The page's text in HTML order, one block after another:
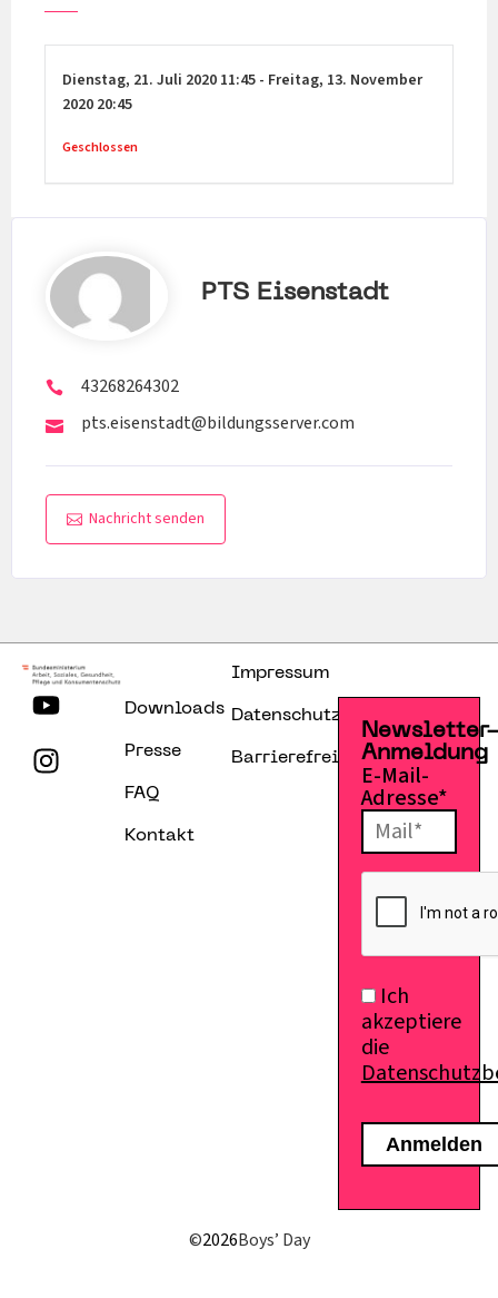
Dienstag, 21. Juli 2020 11:45 - Freitag, 13. November
2020 20:45
Geschlossen
PTS Eisenstadt
43268264302
pts.eisenstadt@bildungsserver.com
Nachricht senden
Downloads
Presse
FAQ
Kontakt
Impressum
Datenschutzerklärung
Barrierefreiheitserklärung
Anmeldung
E-Mail-
Adresse*
Ich
akzeptiere
die
©2026Boys’ Day